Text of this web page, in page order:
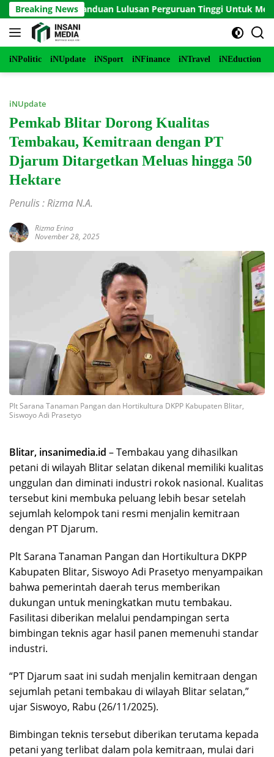
Langsung
ke
konten
Breaking News
2 Serial Panduan Lulusan Perguruan Tinggi Untuk Menjadi
iNPolitic iNUpdate iNSport iNFinance iNTravel iNEduction
iNUpdate
Pemkab Blitar Dorong Kualitas
Tembakau, Kemitraan dengan PT
Djarum Ditargetkan Meluas hingga 50
Hektare
Penulis : Rizma N.A.
Rizma Erina
November 28, 2025
Plt Sarana Tanaman Pangan dan Hortikultura DKPP Kabupaten Blitar,
Siswoyo Adi Prasetyo
Blitar, insanimedia.id – Tembakau yang dihasilkan
petani di wilayah Blitar selatan dikenal memiliki kualitas
unggulan dan diminati industri rokok nasional. Kualitas
tersebut kini membuka peluang lebih besar setelah
sejumlah kelompok tani resmi menjalin kemitraan
dengan PT Djarum.
Plt Sarana Tanaman Pangan dan Hortikultura DKPP
Kabupaten Blitar, Siswoyo Adi Prasetyo menyampaikan
bahwa pemerintah daerah terus memberikan
dukungan untuk meningkatkan mutu tembakau.
Fasilitasi diberikan melalui pendampingan serta
bimbingan teknis agar hasil panen memenuhi standar
industri.
“PT Djarum saat ini sudah menjalin kemitraan dengan
sejumlah petani tembakau di wilayah Blitar selatan,”
ujar Siswoyo, Rabu (26/11/2025).
Bimbingan teknis tersebut diberikan terutama kepada
petani yang terlibat dalam pola kemitraan, mulai dari